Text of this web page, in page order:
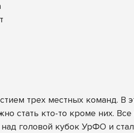
трех местных команд. В
стать кто-то кроме них.
над головой кубок УрФО и